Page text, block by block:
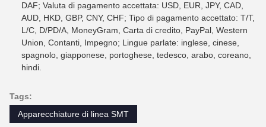
DAF; Valuta di pagamento accettata: USD, EUR, JPY, CAD,
AUD, HKD, GBP, CNY, CHF; Tipo di pagamento accettato: T/T,
L/C, D/PD/A, MoneyGram, Carta di credito, PayPal, Western
Union, Contanti, Impegno; Lingue parlate: inglese, cinese,
spagnolo, giapponese, portoghese, tedesco, arabo, coreano,
hindi.
Tags:
Apparecchiature di linea SMT